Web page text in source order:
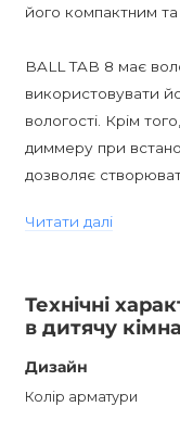
його компактним та
BALL TAB 8 має
використовувати
вологості. Крім
диммеру при
дозволяє
оригінальне та
то BALL TAB 8 -
можливість
ціною в інтернет-
Читати далі
Технічні
в дитячу
Дизайн
Колір арматури